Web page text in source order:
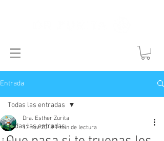
Entrada
Todas las entradas
Todas las entradas
Dra. Esther Zurita
17 nov 2018 1 min de lectura